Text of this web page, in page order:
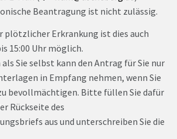
Beantragung ist nicht zulässig.
plötzlicher Erkrankung ist dies auch
15:00 Uhr möglich.
Sie selbst kann den Antrag für Sie nur
in Empfang nehmen, wenn Sie
bevollmächtigen. Bitte füllen Sie dafür
Rückseite des
aus und unterschreiben Sie die